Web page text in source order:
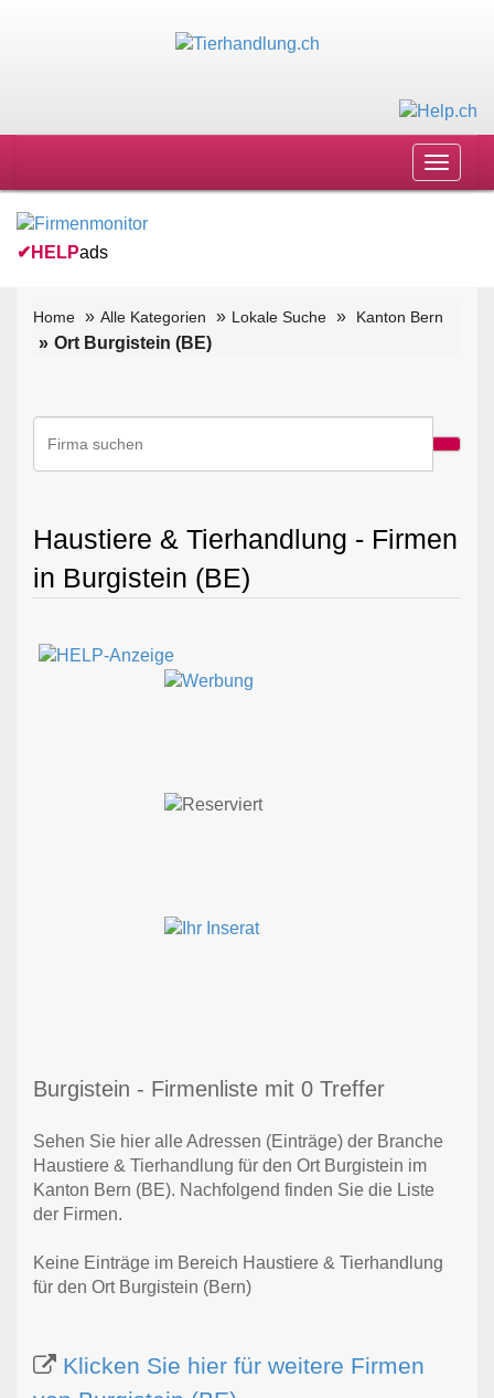
Toggle
✔ HELPads
Home Alle Kategorien Lokale Suche Kanton Bern
Ort Burgistein (BE)
Haustiere & Tierhandlung - Firmen
in Burgistein (BE)
Burgistein - Firmenliste mit 0 Treffer
Sehen Sie hier alle Adressen (Einträge) der Branche
Haustiere & Tierhandlung für den Ort Burgistein im
Kanton Bern (BE). Nachfolgend finden Sie die Liste
der Firmen.
Keine Einträge im Bereich Haustiere & Tierhandlung
für den Ort Burgistein (Bern)
Klicken Sie hier für weitere Firmen